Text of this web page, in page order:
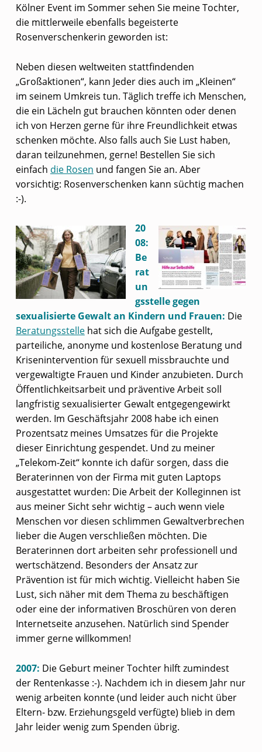
Kölner Event im Sommer sehen Sie meine Tochter,
die mittlerweile ebenfalls begeisterte
Rosenverschenkerin geworden ist:
Neben diesen weltweiten stattfindenden
„Großaktionen“, kann Jeder dies auch im „Kleinen“
im seinem Umkreis tun. Täglich treffe ich Menschen,
die ein Lächeln gut brauchen könnten oder denen
ich von Herzen gerne für ihre Freundlichkeit etwas
schenken möchte. Also falls auch Sie Lust haben,
daran teilzunehmen, gerne! Bestellen Sie sich
einfach die Rosen und fangen Sie an. Aber
vorsichtig: Rosenverschenken kann süchtig machen
:-).
20
08:
Be
rat
un
gsstelle gegen
sexualisierte Gewalt an Kindern und Frauen: Die
Beratungsstellehat sich die Aufgabe gestellt,
parteiliche, anonyme und kostenlose Beratung und
Krisenintervention für sexuell missbrauchte und
vergewaltigte Frauen und Kinder anzubieten. Durch
Öffentlichkeitsarbeit und präventive Arbeit soll
langfristig sexualisierter Gewalt entgegengewirkt
werden. Im Geschäftsjahr 2008 habe ich einen
Prozentsatz meines Umsatzes für die Projekte
dieser Einrichtung gespendet. Und zu meiner
„Telekom-Zeit“ konnte ich dafür sorgen, dass die
Beraterinnen von der Firma mit guten Laptops
ausgestattet wurden: Die Arbeit der Kolleginnen ist
aus meiner Sicht sehr wichtig – auch wenn viele
Menschen vor diesen schlimmen Gewaltverbrechen
lieber die Augen verschließen möchten. Die
Beraterinnen dort arbeiten sehr professionell und
wertschätzend. Besonders der Ansatz zur
Prävention ist für mich wichtig. Vielleicht haben Sie
Lust, sich näher mit dem Thema zu beschäftigen
oder eine der informativen Broschüren von deren
Internetseite anzusehen. Natürlich sind Spender
immer gerne willkommen!
2007: Die Geburt meiner Tochter hilft zumindest
der Rentenkasse :-). Nachdem ich in diesem Jahr nur
wenig arbeiten konnte (und leider auch nicht über
Eltern- bzw. Erziehungsgeld verfügte) blieb in dem
Jahr leider wenig zum Spenden übrig.